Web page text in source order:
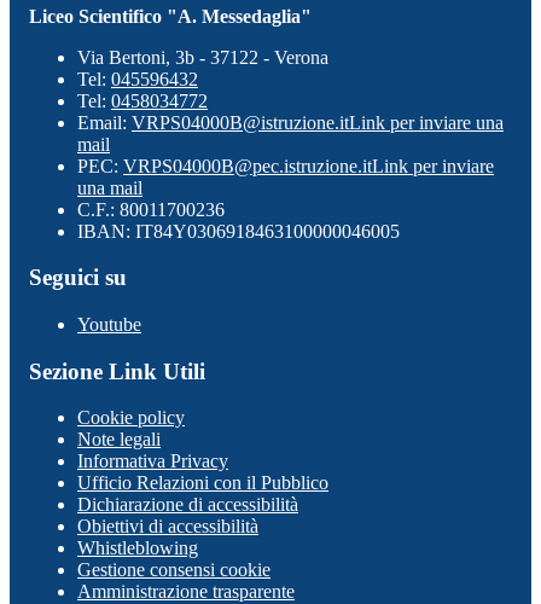
Liceo Scientifico "A. Messedaglia"
Via Bertoni, 3b - 37122 - Verona
Tel: 045596432
Tel: 0458034772
Email: VRPS04000B@istruzione.itLink per inviare una
mail
PEC: VRPS04000B@pec.istruzione.itLink per inviare
una mail
C.F.: 80011700236
IBAN: IT84Y0306918463100000046005
Seguici su
Youtube
Sezione Link Utili
Cookie policy
Note legali
Informativa Privacy
Ufficio Relazioni con il Pubblico
Dichiarazione di accessibilità
Obiettivi di accessibilità
Whistleblowing
Gestione consensi cookie
Amministrazione trasparente